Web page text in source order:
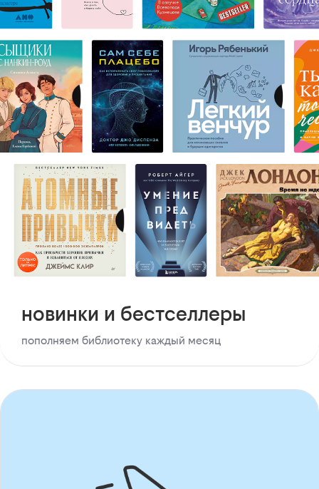
новинки и бестселлеры
пополняем библиотеку каждый месяц